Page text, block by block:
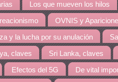
Los que mueven los hilos
OVNIS y
y la lucha por su anulación
claves Sri Lanka, claves
Efectos del 5G De vital